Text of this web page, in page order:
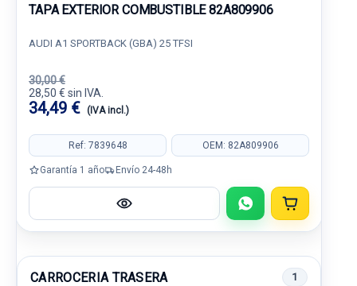
TAPA EXTERIOR COMBUSTIBLE 82A809906
AUDI A1 SPORTBACK (GBA) 25 TFSI
30,00 €
28,50 € sin IVA.
34,49 € (IVA incl.)
Ref: 7839648 OEM: 82A809906
Garantía 1 año Envío 24-48h
CARROCERIA TRASERA 1